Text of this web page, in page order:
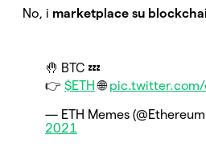
No, i marketplace su
🤚 BTC 💤
👉 $ETH 🌐pic.twitter.com/
— ETH Memes
2021